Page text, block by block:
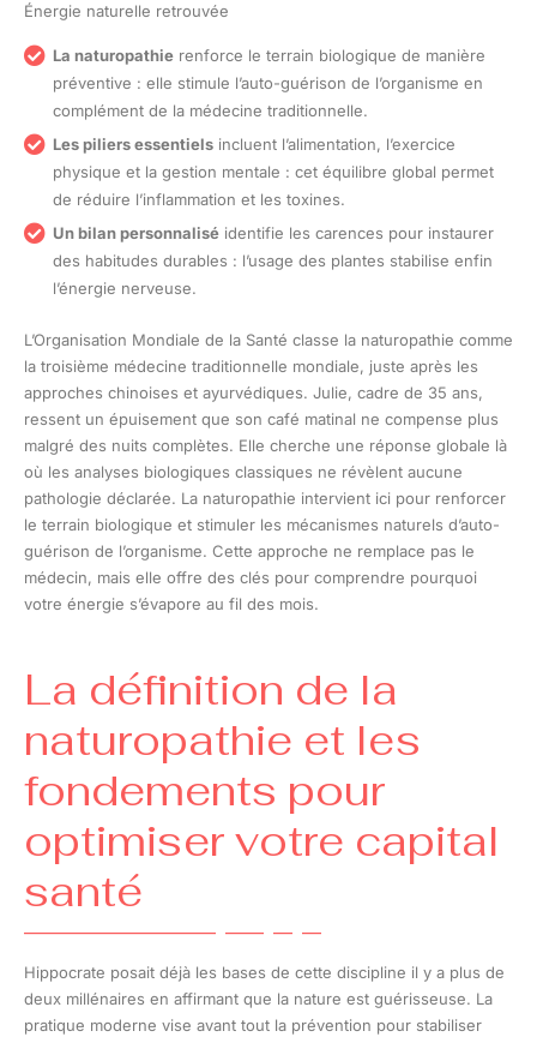
Énergie naturelle retrouvée
La naturopathie renforce le terrain biologique de manière
préventive : elle stimule l’auto-guérison de l’organisme en
complément de la médecine traditionnelle.
Les piliers essentiels incluent l’alimentation, l’exercice
physique et la gestion mentale : cet équilibre global permet
de réduire l’inflammation et les toxines.
Un bilan personnalisé identifie les carences pour instaurer
des habitudes durables : l’usage des plantes stabilise enfin
l’énergie nerveuse.
L’Organisation Mondiale de la Santé classe la naturopathie comme
la troisième médecine traditionnelle mondiale, juste après les
approches chinoises et ayurvédiques. Julie, cadre de 35 ans,
ressent un épuisement que son café matinal ne compense plus
malgré des nuits complètes. Elle cherche une réponse globale là
où les analyses biologiques classiques ne révèlent aucune
pathologie déclarée. La naturopathie intervient ici pour renforcer
le terrain biologique et stimuler les mécanismes naturels d’auto-
guérison de l’organisme. Cette approche ne remplace pas le
médecin, mais elle offre des clés pour comprendre pourquoi
votre énergie s’évapore au fil des mois.
La définition de la
naturopathie et les
fondements pour
optimiser votre capital
santé
Hippocrate posait déjà les bases de cette discipline il y a plus de
deux millénaires en affirmant que la nature est guérisseuse. La
pratique moderne vise avant tout la prévention pour stabiliser